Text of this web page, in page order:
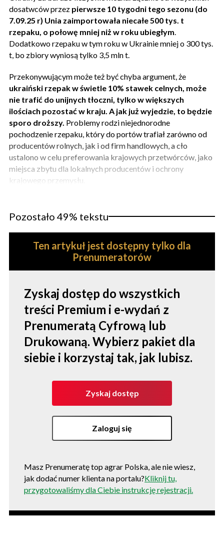
dosatwców przez pierwsze 10 tygodni tego sezonu (do
7.09.25 r) Unia zaimportowała niecałe 500 tys. t
rzepaku, o połowę mniej niż w roku ubiegłym
Dodatkowo rzepaku w tym roku w Ukrainie mniej o 300 tys.
t, bo zbiory wyniosą tylko 3,5 mln t.
Przekonywującym może też być chyba argument, że
ukraiński rzepak w świetle 10% stawek celnych, może
nie trafić do unijnych tłoczni, tylko w większych
ilościach pozostać w kraju. A jak już wyjedzie, to będzie
sporo droższy. Problemy rodzi niejednorodne
pochodzenie rzepaku, który do portów trafiał zarówno od
producentów rolnych, jak i od firm handlowych, a cło
ustalono w celu preferowania krajowych przetwórców, jako
miejsca zbytu dla lokalnych producentów i ochrony
krajowego przemysłu.
Pozostało 49% tekstu
Ten artykuł jest dostępny tylko dla
Prenumeratorów
Zyskaj dostęp do wszystkich
treści Premium i e-wydań z
Prenumeratą Cyfrową lub
Drukowaną. Wybierz pakiet dla
siebie i korzystaj tak, jak lubisz.
Zyskaj dostęp
Zaloguj się
Masz Prenumeratę top agrar Polska, ale nie wiesz,
jak dodać numer klienta na portalu?Kliknij tu,
przygotowaliśmy dla Ciebie instrukcję rejestracji.